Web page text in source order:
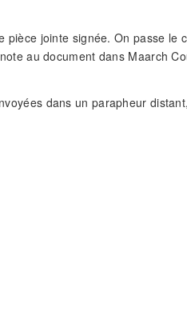
jointe signée. On passe le
au document dans Maarch
dans un parapheur